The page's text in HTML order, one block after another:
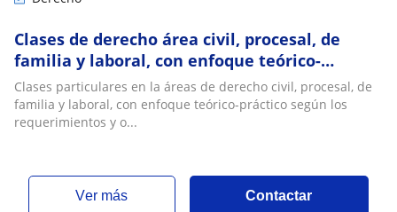
Clases de derecho área civil, procesal, de
familia y laboral, con enfoque teórico-
práctico, tips y material de estudio
Clases particulares en la áreas de derecho civil, procesal, de
familia y laboral, con enfoque teórico-práctico según los
requerimientos y o...
ver más Contactar